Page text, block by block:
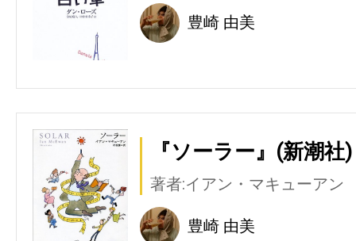
豊崎 由美
『ソーラー』(新潮社)
著者:イアン・マキューアン
豊崎 由美